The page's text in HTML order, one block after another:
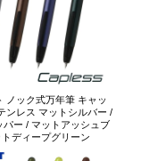
ノック式万年筆 キャッ
ンレス マットシルバー /
パー / マットアッシュブ
ディープグリーン